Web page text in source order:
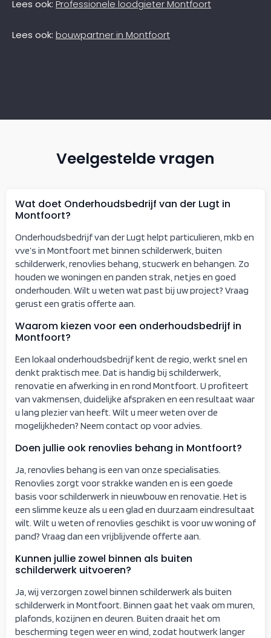
Lees ook: Professionele loodgieter Montfoort
Lees ook: bouwpartner in Montfoort
Veelgestelde vragen
Wat doet Onderhoudsbedrijf van der Lugt in
Montfoort?
Onderhoudsbedrijf van der Lugt helpt particulieren, mkb en
vve’s in Montfoort met binnen schilderwerk, buiten
schilderwerk, renovlies behang, stucwerk en behangen. Zo
houden we woningen en panden strak, netjes en goed
onderhouden. Wilt u weten wat past bij uw project? Vraag
gerust een gratis offerte aan.
Waarom kiezen voor een onderhoudsbedrijf in
Montfoort?
Een lokaal onderhoudsbedrijf kent de regio, werkt snel en
denkt praktisch mee. Dat is handig bij schilderwerk,
renovatie en afwerking in en rond Montfoort. U profiteert
van vakmensen, duidelijke afspraken en een resultaat waar
u lang plezier van heeft. Wilt u meer weten over de
mogelijkheden? Neem contact op voor advies.
Doen jullie ook renovlies behang in Montfoort?
Ja, renovlies behang is een van onze specialisaties.
Renovlies zorgt voor strakke wanden en is een goede
basis voor schilderwerk in nieuwbouw en renovatie. Het is
een slimme keuze als u een glad en duurzaam eindresultaat
wilt. Wilt u weten of renovlies geschikt is voor uw woning of
pand? Vraag dan een vrijblijvende offerte aan.
Kunnen jullie zowel binnen als buiten
schilderwerk uitvoeren?
Ja, wij verzorgen zowel binnen schilderwerk als buiten
schilderwerk in Montfoort. Binnen gaat het vaak om muren,
plafonds, kozijnen en deuren. Buiten draait het om
bescherming tegen weer en wind, zodat houtwerk langer